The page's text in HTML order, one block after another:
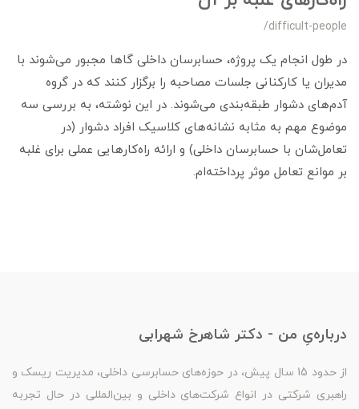
/difficult-people
در طول انجام یک پروژه، حسابرسان داخلی گاها مجبور می‌شوند با
مدیران یا کارکنانی جلسات مصاحبه را برگزار کنند که در گروه
آدم‌های دشوار طبقه‌بندی می‌شوند. در این نوشته، به بررسی سه
موضوع مهم به مثابه نشانه‌های کلاسیک افراد دشوار (در
تعامل‌شان با حسابرسان داخلی) و ارائه راه‌کارهایی عملی برای غلبه
بر موانع تعامل موثر پرداخته‌ام.
درباره‌یِ من - دکتر شاهرخ شهرابی
از حدود 15 سال پیش، در حوزه‌های حسابرسی داخلی، مدیریت ریسک و
راهبری شرکتی در انواع شرکت‌های داخلی و بین‌المللی در حال تجربه